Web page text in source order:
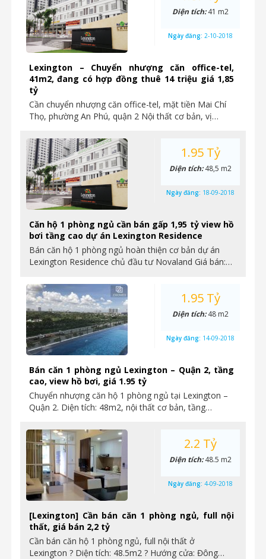
Lexington – Chuyển nhượng căn office-tel,
41m2, đang có hợp đồng thuê 14 triệu giá 1,85
tỷ
Cần chuyển nhượng căn office-tel, mặt tiền Mai Chí
Thọ, phường An Phú, quận 2 Nội thất cơ bản, vị…
Diện tích:41 m2
Ngày đăng: 2-10-2018
Căn hộ 1 phòng ngủ cần bán gấp 1,95 tỷ view hồ
bơi tầng cao dự án Lexington Residence
Bán căn hộ 1 phòng ngủ hoàn thiện cơ bản dự án
Lexington Residence chủ đầu tư Novaland Giá bán:…
1.95 Tỷ
Diện tích:48,5 m2
Ngày đăng: 18-09-2018
Bán căn 1 phòng ngủ Lexington – Quận 2, tầng
cao, view hồ bơi, giá 1.95 tỷ
Chuyển nhượng căn hộ 1 phòng ngủ tại Lexington –
Quận 2. Diện tích: 48m2, nội thất cơ bản, tầng…
1.95 Tỷ
Diện tích:48 m2
Ngày đăng: 14-09-2018
[Lexington] Cần bán căn 1 phòng ngủ, full nội
thất, giá bán 2,2 tỷ
Cần bán căn hộ 1 phòng ngủ, full nội thất ở
Lexington ? Diện tích: 48.5m2 ? Hướng cửa: Đông…
2.2 Tỷ
Diện tích:48.5 m2
Ngày đăng: 4-09-2018